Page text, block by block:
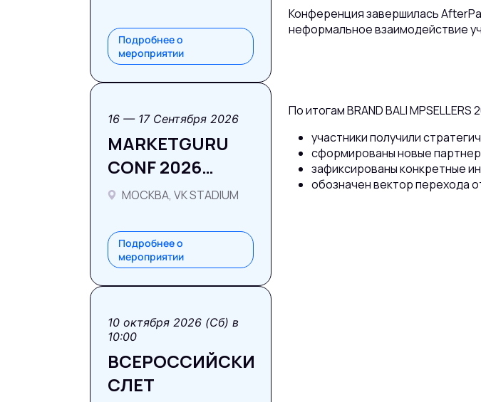
Подробнее о
мероприятии
16 — 17 Сентября 2026
MARKETGURU
CONF 2026
#LEVELUP
МОСКВА, VK STADIUM
Подробнее о
мероприятии
10 октября 2026 (Сб) в
10:00
ВСЕРОССИЙСКИЙ
СЛЕТ
Конференция завершилась
неформальное взаимодействие
По итогам BRAND BALI MPSELLERS
участники получили
сформированы новые
зафиксированы конкретные
обозначен вектор перехода